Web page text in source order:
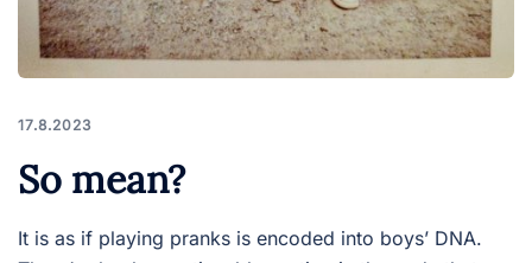
17.8.2023
So mean?
It is as if playing pranks is encoded into boys’ DNA.